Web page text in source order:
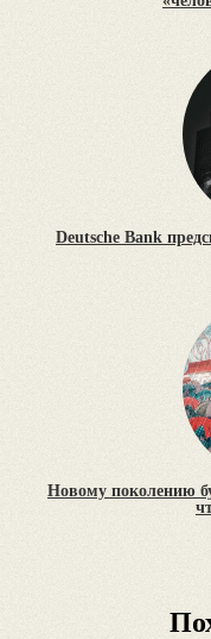
Deutsche Bank
Новому поколению